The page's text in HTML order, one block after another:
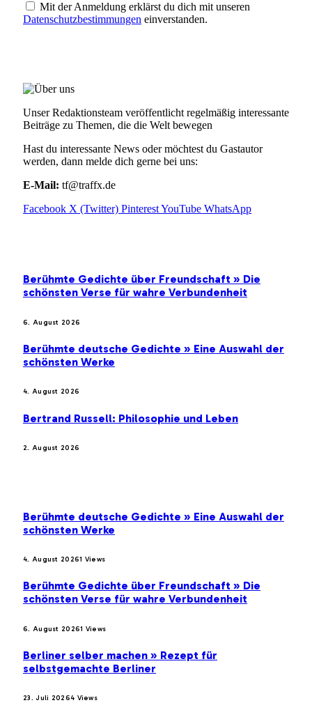
Mit der Anmeldung erklärst du dich mit unseren
Datenschutzbestimmungen einverstanden.
Unser Redaktionsteam veröffentlicht regelmäßig interessante
Beiträge zu Themen, die die Welt bewegen
Hast du interessante News oder möchtest du Gastautor
werden, dann melde dich gerne bei uns:
E-Mail: tf@traffx.de
Facebook X (Twitter) PinterestYouTube WhatsApp
Berühmte Gedichte über Freundschaft » Die
schönsten Verse für wahre Verbundenheit
6. August 2026
Berühmte deutsche Gedichte » Eine Auswahl der
schönsten Werke
4. August 2026
Bertrand Russell: Philosophie und Leben
2. August 2026
Berühmte deutsche Gedichte » Eine Auswahl der
schönsten Werke
4. August 20261 Views
Berühmte Gedichte über Freundschaft » Die
schönsten Verse für wahre Verbundenheit
6. August 20261 Views
Berliner selber machen » Rezept für
selbstgemachte Berliner
23. Juli 20264 Views